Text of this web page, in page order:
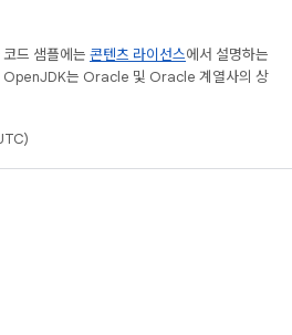
드 샘플에는 콘텐츠 라이선스에서 설명하는
OpenJDK는 Oracle 및 Oracle 계열사의 상